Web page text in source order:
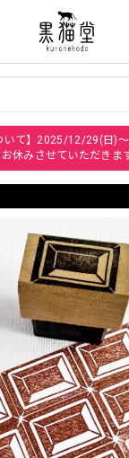
いて】2025/12/29(日)
休みさせていただきま